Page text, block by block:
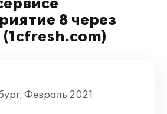
8 через
Февраль 2021